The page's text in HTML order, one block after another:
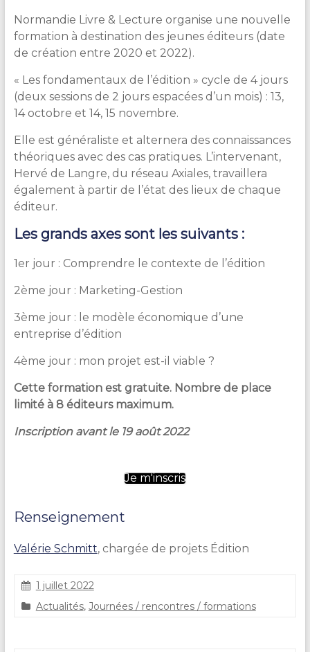
Normandie Livre & Lecture organise une nouvelle
formation à destination des jeunes éditeurs (date
de création entre 2020 et 2022).
« Les fondamentaux de l’édition » cycle de 4 jours
(deux sessions de 2 jours espacées d’un mois) : 13,
14 octobre et 14, 15 novembre.
Elle est généraliste et alternera des connaissances
théoriques avec des cas pratiques. L’intervenant,
Hervé de Langre, du réseau Axiales, travaillera
également à partir de l’état des lieux de chaque
éditeur.
Les grands axes sont les suivants :
1er jour : Comprendre le contexte de l’édition
2ème jour : Marketing-Gestion
3ème jour : le modèle économique d’une
entreprise d’édition
4ème jour : mon projet est-il viable ?
Cette formation est gratuite. Nombre de place
limité à 8 éditeurs maximum.
Inscription avant le 19 août 2022
Je m'inscris
Renseignement
Valérie Schmitt, chargée de projets Édition
S
t
1 juillet 2022
Actualités, Journées / rencontres / formations